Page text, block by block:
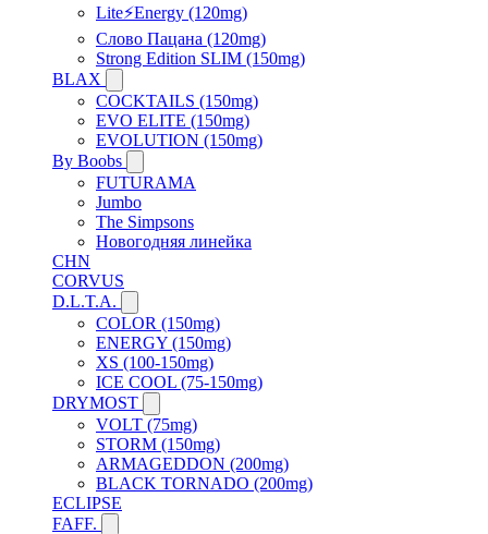
Lite⚡Energy (120mg)
Слово Пацана (120mg)
Strong Edition SLIM (150mg)
BLAX
COCKTAILS (150mg)
EVO ELITE (150mg)
EVOLUTION (150mg)
By Boobs
FUTURAMA
Jumbo
The Simpsons
Новогодняя линейка
CHN
CORVUS
D.L.T.A.
COLOR (150mg)
ENERGY (150mg)
XS (100-150mg)
ICE COOL (75-150mg)
DRYMOST
VOLT (75mg)
STORM (150mg)
ARMAGEDDON (200mg)
BLACK TORNADO (200mg)
ECLIPSE
FAFF.